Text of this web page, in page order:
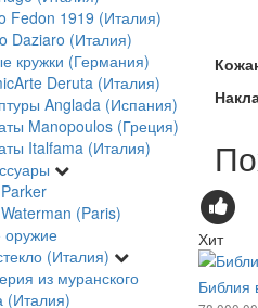
Fedon 1919 (Италия)
Daziaro (Италия)
кружки (Германия)
Deruta (Италия)
Anglada (Испания)
Manopoulos (Греция)
Italfama (Италия)
(Paris)
оружие
(Италия)
из муранского
(Италия)
Хит
Библия